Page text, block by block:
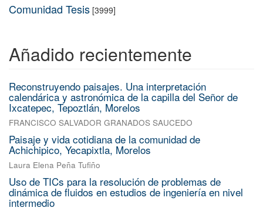
Comunidad Tesis [3999]
Añadido recientemente
Reconstruyendo paisajes. Una interpretación
calendárica y astronómica de la capilla del Señor de
Ixcatepec, Tepoztlán, Morelos
FRANCISCO SALVADOR GRANADOS SAUCEDO
Paisaje y vida cotidiana de la comunidad de
Achichipico, Yecapixtla, Morelos
Laura Elena Peña Tufiño
Uso de TICs para la resolución de problemas de
dinámica de fluidos en estudios de ingeniería en nivel
intermedio